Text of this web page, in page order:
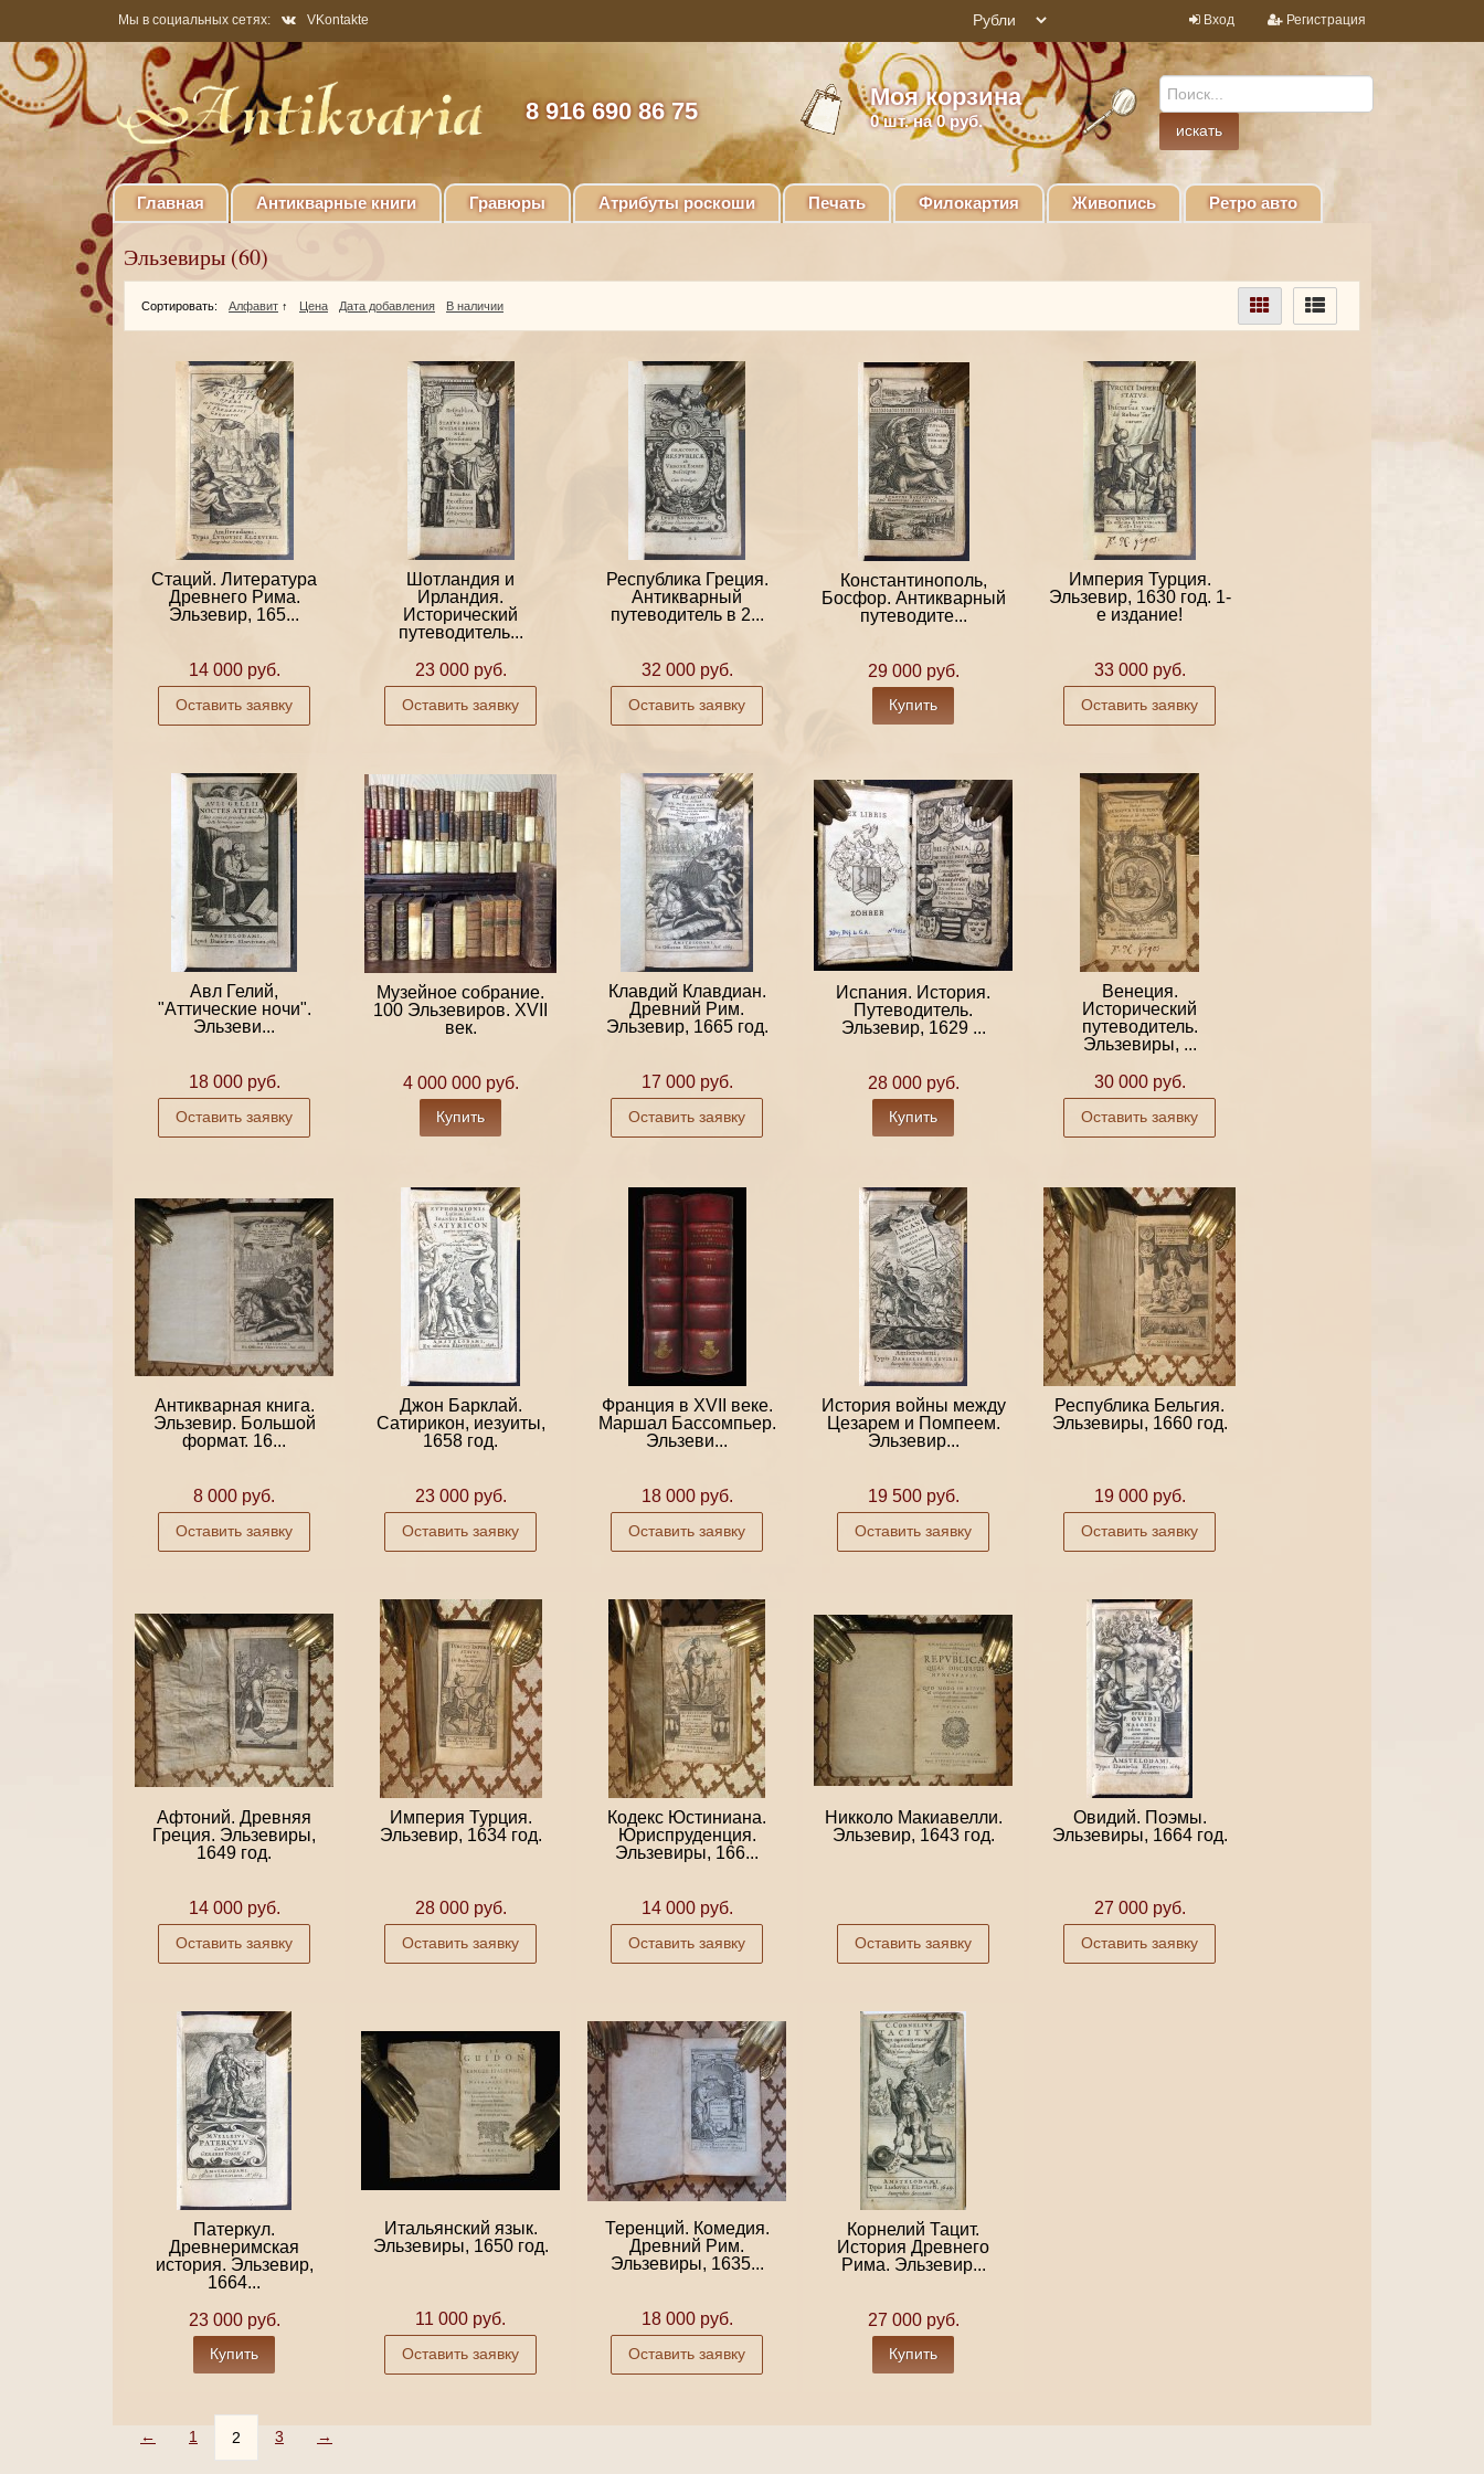
Мы в социальных сетях: VKontakte Вход Регистрация
8 916 690 86 75
Моя корзина
0шт. на 0 руб.
Главная Антикварные книги Гравюры Атрибуты роскоши Печать Филокартия Живопись Ретро авто
Эльзевиры (60)
Сортировать: Алфавит ↑ Цена Дата добавления В наличии
Стаций. Литература
Древнего Рима.
Эльзевир, 165...
14 000 руб.
Оставить заявку
Шотландия и
Ирландия.
Исторический
путеводитель...
23 000 руб.
Оставить заявку
Республика Греция.
Антикварный
путеводитель в 2...
32 000 руб.
Оставить заявку
Константинополь,
Босфор. Антикварный
путеводите...
29 000 руб.
Купить
Империя Турция.
Эльзевир, 1630 год. 1-
е издание!
33 000 руб.
Оставить заявку
Авл Гелий,
"Аттические ночи".
Эльзеви...
18 000 руб.
Оставить заявку
Музейное собрание.
100 Эльзевиров. XVII
век.
4 000 000 руб.
Купить
Клавдий Клавдиан.
Древний Рим.
Эльзевир, 1665 год.
17 000 руб.
Оставить заявку
Испания. История.
Путеводитель.
Эльзевир, 1629 ...
28 000 руб.
Купить
Венеция.
Исторический
путеводитель.
Эльзевиры, ...
30 000 руб.
Оставить заявку
Антикварная книга.
Эльзевир. Большой
формат. 16...
8 000 руб.
Оставить заявку
Джон Барклай.
Сатирикон, иезуиты,
1658 год.
23 000 руб.
Оставить заявку
Франция в XVII веке.
Маршал Бассомпьер.
Эльзеви...
18 000 руб.
Оставить заявку
История войны между
Цезарем и Помпеем.
Эльзевир...
19 500 руб.
Оставить заявку
Республика Бельгия.
Эльзевиры, 1660 год.
19 000 руб.
Оставить заявку
Афтоний. Древняя
Греция. Эльзевиры,
1649 год.
14 000 руб.
Оставить заявку
Империя Турция.
Эльзевир, 1634 год.
28 000 руб.
Оставить заявку
Кодекс Юстиниана.
Юриспруденция.
Эльзевиры, 166...
14 000 руб.
Оставить заявку
Никколо Макиавелли.
Эльзевир, 1643 год.
Оставить заявку
Овидий. Поэмы.
Эльзевиры, 1664 год.
27 000 руб.
Оставить заявку
Патеркул.
Древнеримская
история. Эльзевир,
1664...
23 000 руб.
Купить
Итальянский язык.
Эльзевиры, 1650 год.
11 000 руб.
Оставить заявку
Теренций. Комедия.
Древний Рим.
Эльзевиры, 1635...
18 000 руб.
Оставить заявку
Корнелий Тацит.
История Древнего
Рима. Эльзевир...
27 000 руб.
Купить
← 1 2 3 →